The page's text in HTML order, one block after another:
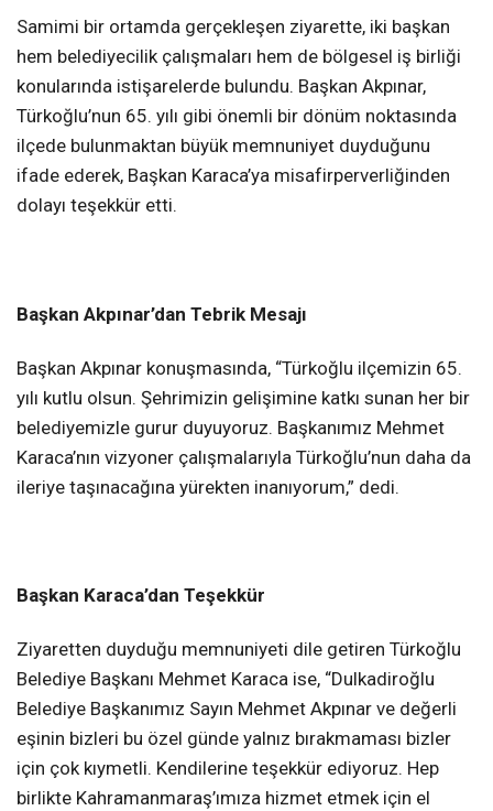
Instagram
Youtube
Samimi bir ortamda gerçekleşen ziyarette, iki başkan
hem belediyecilik çalışmaları hem de bölgesel iş birliği
konularında istişarelerde bulundu. Başkan Akpınar,
Türkoğlu’nun 65. yılı gibi önemli bir dönüm noktasında
ilçede bulunmaktan büyük memnuniyet duyduğunu
ifade ederek, Başkan Karaca’ya misafirperverliğinden
dolayı teşekkür etti.
Başkan Akpınar’dan Tebrik Mesajı
Başkan Akpınar konuşmasında, “Türkoğlu ilçemizin 65.
yılı kutlu olsun. Şehrimizin gelişimine katkı sunan her bir
belediyemizle gurur duyuyoruz. Başkanımız Mehmet
Karaca’nın vizyoner çalışmalarıyla Türkoğlu’nun daha da
ileriye taşınacağına yürekten inanıyorum,” dedi.
Başkan Karaca’dan Teşekkür
Ziyaretten duyduğu memnuniyeti dile getiren Türkoğlu
Belediye Başkanı Mehmet Karaca ise, “Dulkadiroğlu
Belediye Başkanımız Sayın Mehmet Akpınar ve değerli
eşinin bizleri bu özel günde yalnız bırakmaması bizler
için çok kıymetli. Kendilerine teşekkür ediyoruz. Hep
birlikte Kahramanmaraş’ımıza hizmet etmek için el